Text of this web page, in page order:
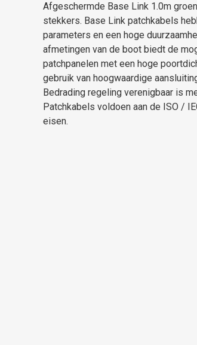
Afgeschermde Base Link 1.0m
stekkers. Base Link patchkabels
parameters en een hoge
afmetingen van de boot biedt de
patchpanelen met een hoge
gebruik van hoogwaardige
Bedrading regeling verenigbaar is
Patchkabels voldoen aan de ISO /
eisen.